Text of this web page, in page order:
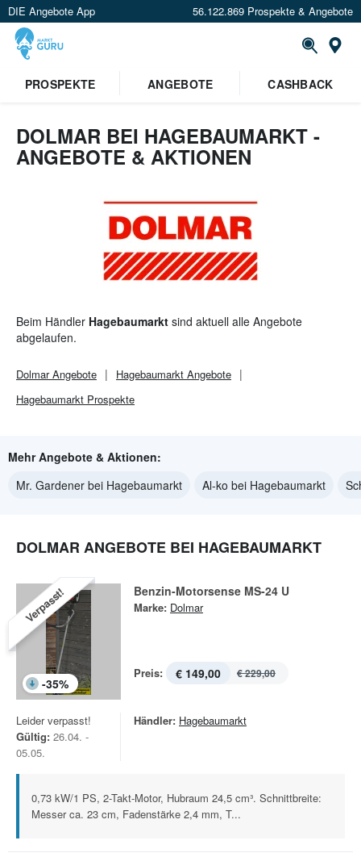
DIE Angebote App 56.122.869 Prospekte & Angebote
Standort festlegen
PROSPEKTE ANGEBOTE CASHBACK
DOLMAR BEI HAGEBAUMARKT -
ANGEBOTE & AKTIONEN
Beim Händler Hagebaumarkt sind aktuell alle Angebote
abgelaufen.
DolmarAngebote Hagebaumarkt Angebote
Hagebaumarkt Prospekte
Mehr Angebote & Aktionen:
Mr. Gardener bei Hagebaumarkt
Al-ko bei Hagebaumarkt
DOLMAR ANGEBOTE BEI HAGEBAUMARKT
Verpasst!
-35%
Benzin-Motorsense MS-24 U
Marke: Dolmar
Preis: € 149,00 € 229,00
Leider verpasst!
Gültig: 26.04. -
05.05.
Händler: Hagebaumarkt
0,73 kW/1 PS, 2-Takt-Motor, Hubraum 24,5 cm³. Schnittbreite:
Messer ca. 23 cm, Fadenstärke 2,4 mm, T...